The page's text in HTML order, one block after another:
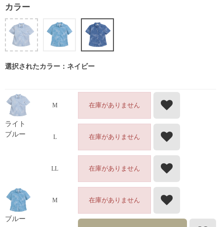
カラー
選択されたカラー：ネイビー
ライト
ブルー
M 在庫がありません
L 在庫がありません
LL 在庫がありません
ブルー
M 在庫がありません